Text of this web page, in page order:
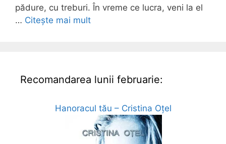
pădure, cu treburi. În vreme ce lucra, veni la el
… Citește mai mult
Recomandarea lunii februarie:
Hanoracul tău – Cristina Oțel